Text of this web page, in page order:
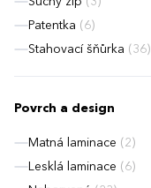
Patentka (6)
Stahovací šňůrka (36)
Povrch a design
Matná laminace (2)
Lesklá laminace (6)